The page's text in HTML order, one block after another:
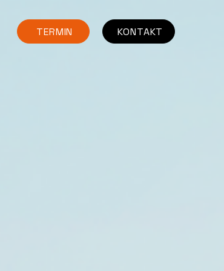
TERMIN KONTAKT